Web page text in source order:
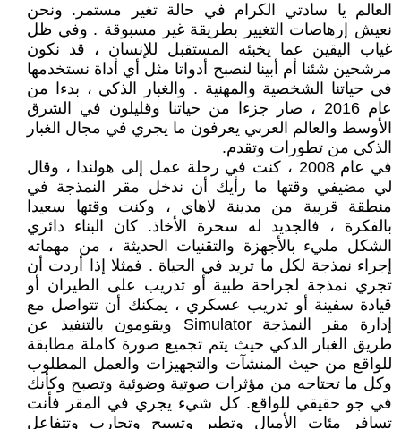
العالم يا سادتي الكرام في حالة تغير مستمر. ونحن
نعيش إرهاصات التغيير بطريقة غير مسبوقة . وفي ظل
غياب اليقين عما يخبئه المستقبل للإنسان ، قد نكون
مرشحين شئنا أم أبينا لنصبح أدواتا مثل أي أداة نستخدمها
في حياتنا الشخصية والمهنية . والغبار الذكي ، بدءا من
عام 2016 ، صار جزءا من حياتنا وقليلون في الشرق
الأوسط والعالم العربي يعرفون ما يجري في مجال الغبار
الذكي من تطورات وتقدم.
في عام 2008 ، كنت في رحلة عمل إلى هولندا ، وقال
لي مضيفي وقتها ما رأيك أن ندخل مقر النمذجة في
منطقة قريبة من مدينة لاهاي ، وكنت وقتها سعيدا
بالفكرة ، فالجديد له سحرة الأخاذ. كان البناء دائري
الشكل مليء بالأجهزة والتقنيات الحديثة ، من مهماته
إجراء نمذجة لكل ما تريد في الحياة . فمثلا إذا أردت أن
تجري نمذجة لجراحة طبية أو تدريب على الطيران أو
قيادة سفينة أو تدريب عسكري ، يمكنك أن تتواصل مع
إدارة مقر النمذجة Simulator ويقومون بالتنفيذ عن
طريق الغبار الذكي حيث يتم تجميع صورة كاملة مطابقة
للواقع من حيث المنشآت والتجهيزات والعمل المطلوب
وكل ما تحتاجه من مؤثرات صوتية وضوئية وتصبح وكأنك
في جو حقيقي للواقع. كل شيء يجري في المقر فأنت
تسافر مئات الأميال وتطير وتسبح وتحارب وتتفاعل